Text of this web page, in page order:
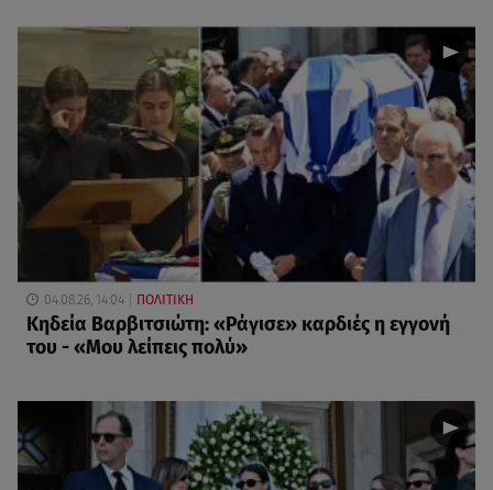
04.08.26, 14:04 ΠΟΛΙΤΙΚΗ
Κηδεία Βαρβιτσιώτη: «Ράγισε» καρδιές η εγγονή
του - «Μου λείπεις πολύ»